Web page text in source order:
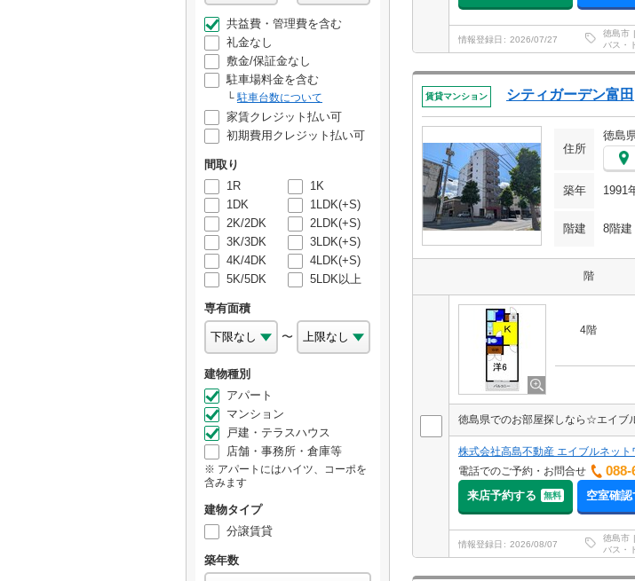
共益費・管理費を含む
礼金なし
敷金/保証金なし
駐車場料金を含む
駐車台数について
家賃クレジット払い可
初期費用クレジット払い可
間取り
1R
1K
1DK
1LDK(+S)
2K/2DK
2LDK(+S)
3K/3DK
3LDK(+S)
4K/4DK
4LDK(+S)
5K/5DK
5LDK以上
専有面積
〜
建物種別
アパート
マンション
戸建・テラスハウス
店舗・事務所・倉庫等
アパートにはハイツ、コーポを
含みます
建物タイプ
分譲賃貸
築年数
情報登録日 2026/07/27
徳島市
バス・
賃貸マンション シティガーデン富田
住所
徳島
築年 1991
階建 8階建
階
4階
株式会社高島不動産 エイブルネッ
電話でのご予約・お問合せ
088-
来店予約する 無料 空室確認
情報登録日 2026/08/07
徳島市
バス・